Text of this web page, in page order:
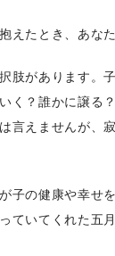
えたとき、あな
肢があります。
く？誰かに譲る
言えませんが、
子の健康や幸せ
ていてくれた五